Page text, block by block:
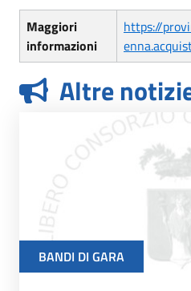
Maggiori
informazioni
https://
Altre
BANDI DI GARA